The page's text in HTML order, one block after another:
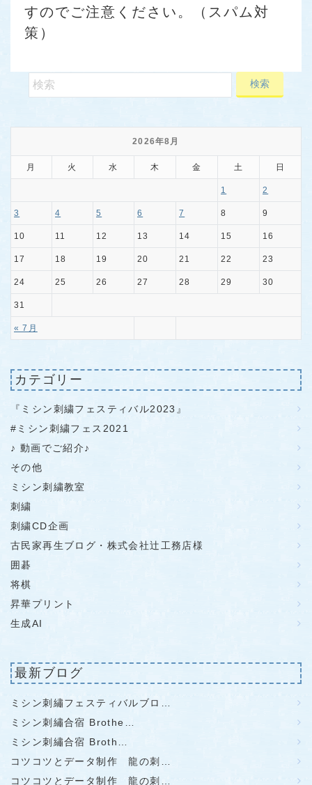
すのでご注意ください。（スパム対
策）
2026年8月
月 火 水 木 金 土 日
« 7月
1 2
3 4 5 6 7 8 9
10 11 12 13 14 15 16
17 18 19 20 21 22 23
24 25 26 27 28 29 30
31
カテゴリー
『ミシン刺繍フェスティバル2023』
#ミシン刺繍フェス2021
♪ 動画でご紹介♪
その他
ミシン刺繍教室
刺繍
刺繍CD企画
古民家再生ブログ・株式会社辻工務店様
囲碁
将棋
昇華プリント
生成AI
最新ブログ
ミシン刺繡フェスティバルブロ…
ミシン刺繡合宿 Brothe…
ミシン刺繡合宿 Broth…
コツコツとデータ制作 龍の刺…
コツコツとデータ制作 龍の刺…